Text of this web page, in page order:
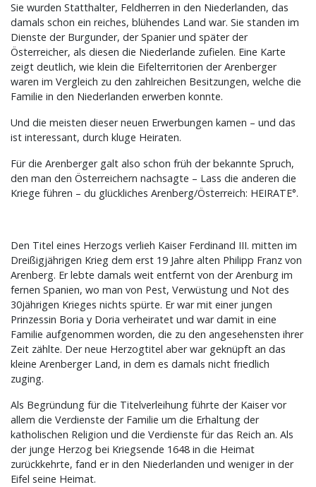
Sie wurden Statthalter, Feldherren in den Niederlanden, das
damals schon ein reiches, blühendes Land war. Sie standen im
Dienste der Burgunder, der Spanier und später der
Österreicher, als diesen die Niederlande zufielen. Eine Karte
zeigt deutlich, wie klein die Eifelterritorien der Arenberger
waren im Vergleich zu den zahlreichen Besitzungen, welche die
Familie in den Niederlanden erwerben konnte.
Und die meisten dieser neuen Erwerbungen kamen – und das
ist interessant, durch kluge Heiraten.
Für die Arenberger galt also schon früh der bekannte Spruch,
den man den Österreichern nachsagte – Lass die anderen die
Kriege führen – du glückliches Arenberg/Österreich: HEIRATE°.
Den Titel eines Herzogs verlieh Kaiser Ferdinand III. mitten im
Dreißigjährigen Krieg dem erst 19 Jahre alten Philipp Franz von
Arenberg. Er lebte damals weit entfernt von der Arenburg im
fernen Spanien, wo man von Pest, Verwüstung und Not des
30jährigen Krieges nichts spürte. Er war mit einer jungen
Prinzessin Boria y Doria verheiratet und war damit in eine
Familie aufgenommen worden, die zu den angesehensten ihrer
Zeit zählte. Der neue Herzogtitel aber war geknüpft an das
kleine Arenberger Land, in dem es damals nicht friedlich
zuging.
Als Begründung für die Titelverleihung führte der Kaiser vor
allem die Verdienste der Familie um die Erhaltung der
katholischen Religion und die Verdienste für das Reich an. Als
der junge Herzog bei Kriegsende 1648 in die Heimat
zurückkehrte, fand er in den Niederlanden und weniger in der
Eifel seine Heimat.